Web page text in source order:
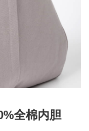
全棉内胆